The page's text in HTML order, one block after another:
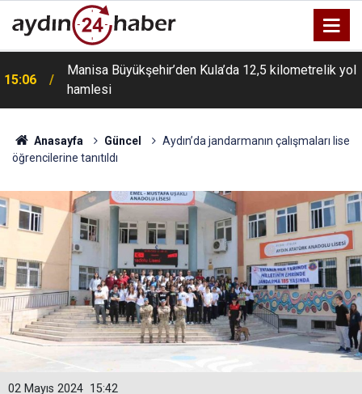
15:06
Manisa Büyükşehir’den Kula’da 12,5 kilometrelik yol
hamlesi
Anasayfa Güncel
Aydın’da jandarmanın çalışmaları lise
öğrencilerine tanıtıldı
15:42
02 Mayıs 2024